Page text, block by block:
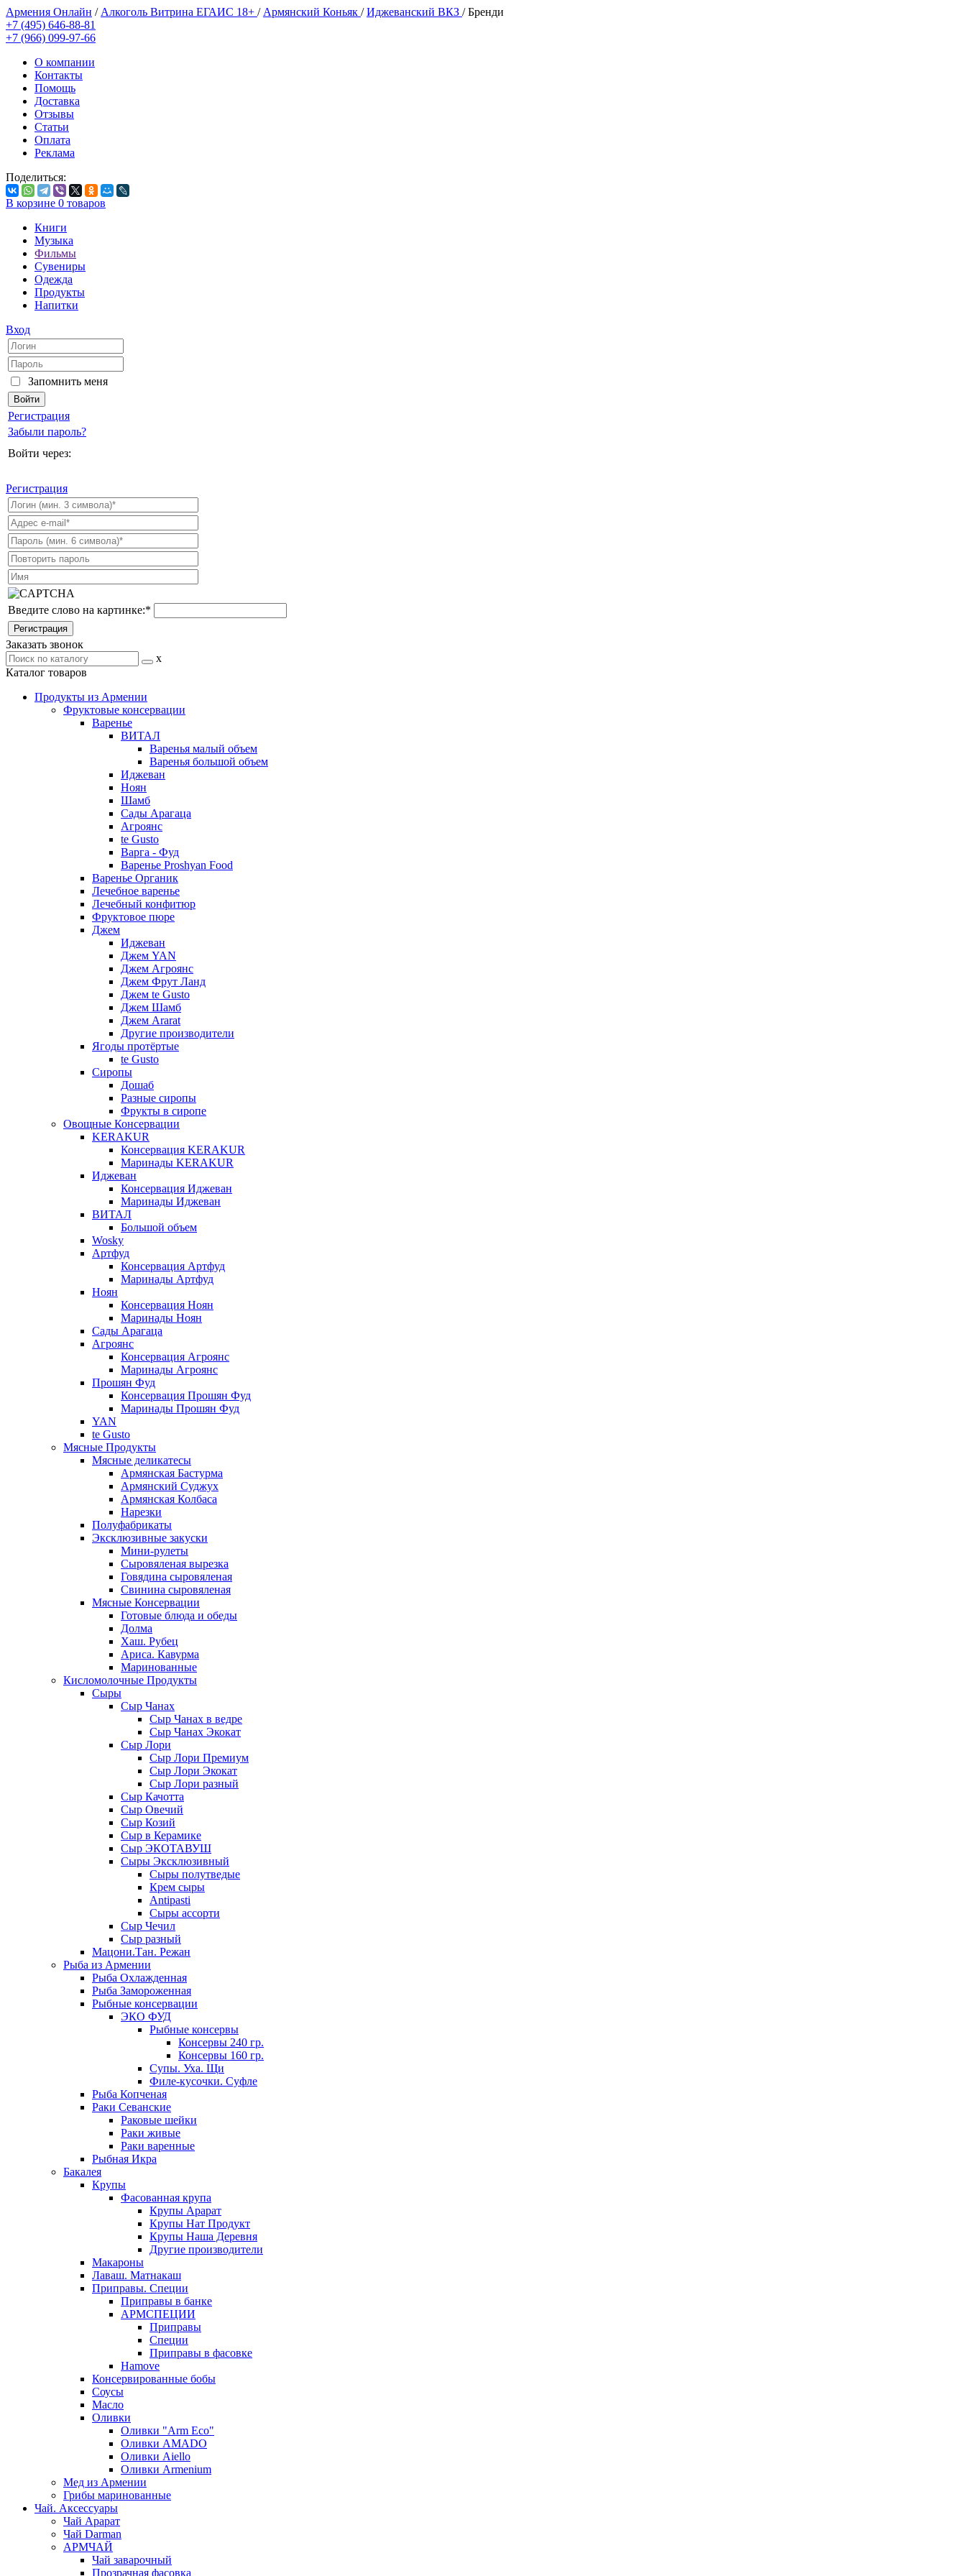
Армения Онлайн / Алкоголь Витрина ЕГАИС 18+ / Армянский Коньяк /Иджеванский ВКЗ /Бренди
+7 (495) 646-88-81
+7 (966) 099-97-66
О компании
Контакты
Помощь
Доставка
Отзывы
Статьи
Оплата
Реклама
Поделиться:
В корзине 0 товаров
Книги
Музыка
Фильмы
Сувениры
Одежда
Продукты
Напитки
Вход
Запомнить меня
Регистрация
Забыли пароль?
Войти через:
Регистрация
Введите слово на картинке:*
Заказать звонок
x
Каталог товаров
Продукты из Армении
Фруктовые консервации
Варенье
ВИТАЛ
Варенья малый объем
Варенья большой объем
Иджеван
Ноян
Шамб
Сады Арагаца
Агроянс
te Gusto
Варга - Фуд
Варенье Proshyan Food
Варенье Органик
Лечебное варенье
Лечебный конфитюр
Фруктовое пюре
Джем
Иджеван
Джем YAN
Джем Агроянс
Джем Фрут Ланд
Джем te Gusto
Джем Шамб
Джем Ararat
Другие производители
Ягоды протёртые
te Gusto
Сиропы
Дошаб
Разные сиропы
Фрукты в сиропе
Овощные Консервации
KERAKUR
Консервация KERAKUR
Маринады KERAKUR
Иджеван
Консервация Иджеван
Маринады Иджеван
ВИТАЛ
Большой объем
Wosky
Артфуд
Консервация Артфуд
Маринады Артфуд
Ноян
Консервация Ноян
Маринады Ноян
Сады Арагаца
Агроянс
Консервация Агроянс
Маринады Агроянс
Прошян Фуд
Консервация Прошян Фуд
Маринады Прошян Фуд
YAN
te Gusto
Мясные Продукты
Мясные деликатесы
Армянская Бастурма
Армянский Суджух
Армянская Колбаса
Нарезки
Полуфабрикаты
Эксклюзивные закуски
Мини-рулеты
Сыровяленая вырезка
Говядина сыровяленая
Свинина сыровяленая
Мясные Консервации
Готовые блюда и обеды
Долма
Хаш. Рубец
Ариса. Кавурма
Маринованные
Кисломолочные Продукты
Сыры
Сыр Чанах
Сыр Чанах в ведре
Сыр Чанах Экокат
Сыр Лори
Сыр Лори Премиум
Сыр Лори Экокат
Сыр Лори разный
Сыр Качотта
Сыр Овечий
Сыр Козий
Сыр в Керамике
Сыр ЭКОТАВУШ
Сыры Эксклюзивный
Сыры полутведые
Крем сыры
Antipasti
Сыры ассорти
Сыр Чечил
Сыр разный
Мацони.Тан. Режан
Рыба из Армении
Рыба Охлажденная
Рыба Замороженная
Рыбные консервации
ЭКО ФУД
Рыбные консервы
Консервы 240 гр.
Консервы 160 гр.
Супы. Уха. Щи
Филе-кусочки. Суфле
Рыба Копченая
Раки Севанские
Раковые шейки
Раки живые
Раки варенные
Рыбная Икра
Бакалея
Крупы
Фасованная крупа
Крупы Арарат
Крупы Нат Продукт
Крупы Наша Деревня
Другие производители
Макароны
Лаваш. Матнакаш
Приправы. Специи
Приправы в банке
АРМСПЕЦИИ
Приправы
Специи
Приправы в фасовке
Hamove
Консервированные бобы
Соусы
Масло
Оливки
Оливки "Arm Eco"
Оливки AMADO
Оливки Aiello
Оливки Armenium
Мед из Армении
Грибы маринованные
Чай. Аксессуары
Чай Арарат
Чай Darman
АРМЧАЙ
Чай заварочный
Прозрачная фасовка